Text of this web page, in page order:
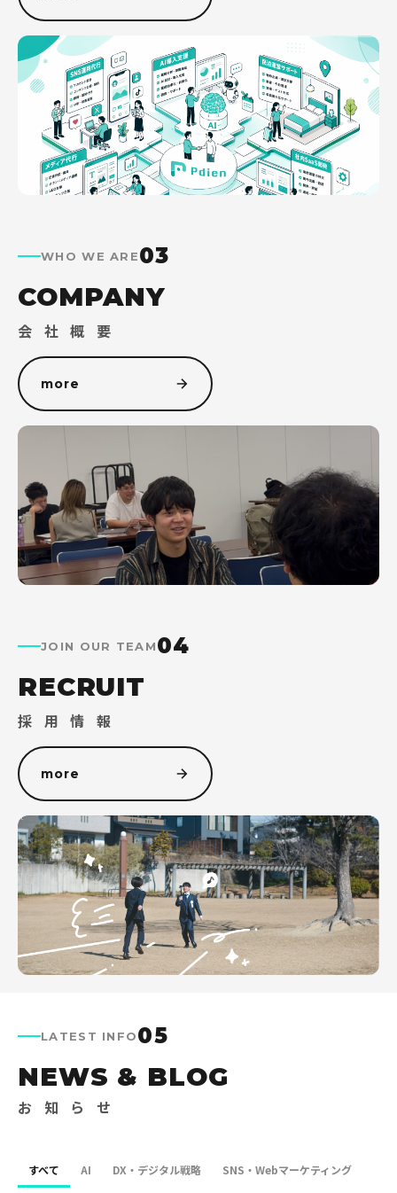
WHO WE ARE03
COMPANY
会 社 概 要
more
JOIN OUR TEAM04
RECRUIT
採 用 情 報
more
LATEST INFO05
NEWS & BLOG
お 知 ら せ
すべて AI DX・デジタル戦略 SNS・Webマーケティング